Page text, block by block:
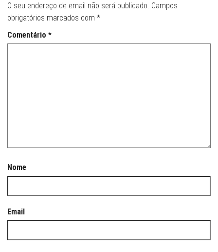
O seu endereço de email não será publicado. Campos
obrigatórios marcados com *
Comentário *
Nome
Email